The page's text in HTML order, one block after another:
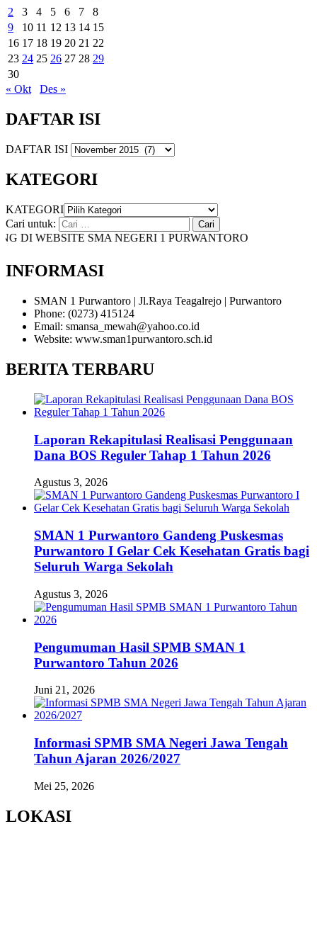
2
3 4 5 6 7
8
9
10 11 12 13 14 15
16 17 18 19 20 21 22
23 24 25 26 27 28 29
30
« Okt
Des »
DAFTAR ISI
DAFTAR ISI
KATEGORI
KATEGORI
Cari untuk:
WEBSITE SMA NEGERI 1 PURWANTORO
INFORMASI
SMAN 1 Purwantoro | Jl.Raya Teagalrejo | Purwantoro
Phone: (0273) 415124
Email: smansa_mewah@yahoo.co.id
Website: www.sman1purwantoro.sch.id
BERITA TERBARU
Laporan Rekapitulasi Realisasi Penggunaan
Dana BOS Reguler Tahap 1 Tahun 2026
Agustus 3, 2026
SMAN 1 Purwantoro Gandeng Puskesmas
Purwantoro I Gelar Cek Kesehatan Gratis bagi
Seluruh Warga Sekolah
Agustus 3, 2026
Pengumuman Hasil SPMB SMAN 1
Purwantoro Tahun 2026
Juni 21, 2026
Informasi SPMB SMA Negeri Jawa Tengah
Tahun Ajaran 2026/2027
Mei 25, 2026
LOKASI